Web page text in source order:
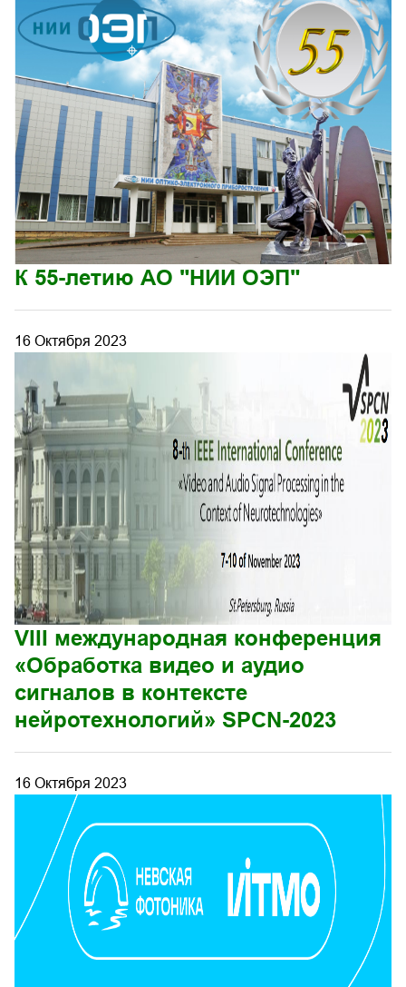
К 55-летию АО "НИИ ОЭП"
16 Октября 2023
VIII международная конференция
«Обработка видео и аудио
сигналов в контексте
нейротехнологий» SPCN-2023
16 Октября 2023